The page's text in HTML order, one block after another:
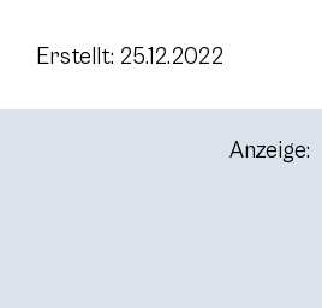
Erstellt: 25.12.2022
Anzeige: